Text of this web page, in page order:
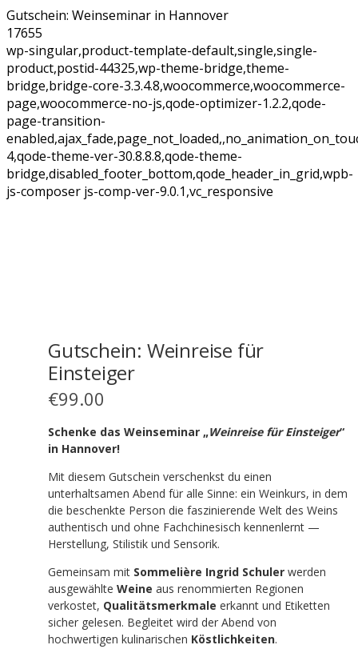
Gutschein: Weinseminar in Hannover
17655
wp-singular,product-template-default,single,single-
product,postid-44325,wp-theme-bridge,theme-
bridge,bridge-core-3.3.4.8,woocommerce,woocommerce-
page,woocommerce-no-js,qode-optimizer-1.2.2,qode-
page-transition-
4,qode-theme-ver-30.8.8.8,qode-theme-
bridge,disabled_footer_bottom,qode_header_in_grid,wpb-
js-composer js-comp-ver-9.0.1,vc_responsive
Gutschein: Weinreise für
Einsteiger
€99.00
Schenke das Weinseminar „Weinreise für Einsteiger“
in Hannover!
Mit diesem Gutschein verschenkst du einen
unterhaltsamen Abend für alle Sinne: ein Weinkurs, in dem
die beschenkte Person die faszinierende Welt des Weins
authentisch und ohne Fachchinesisch kennenlernt —
Herstellung, Stilistik und Sensorik.
Gemeinsam mit Sommelière Ingrid Schuler werden
ausgewählte Weine aus renommierten Regionen
verkostet, Qualitätsmerkmale erkannt und Etiketten
sicher gelesen. Begleitet wird der Abend von
hochwertigen kulinarischen Köstlichkeiten.